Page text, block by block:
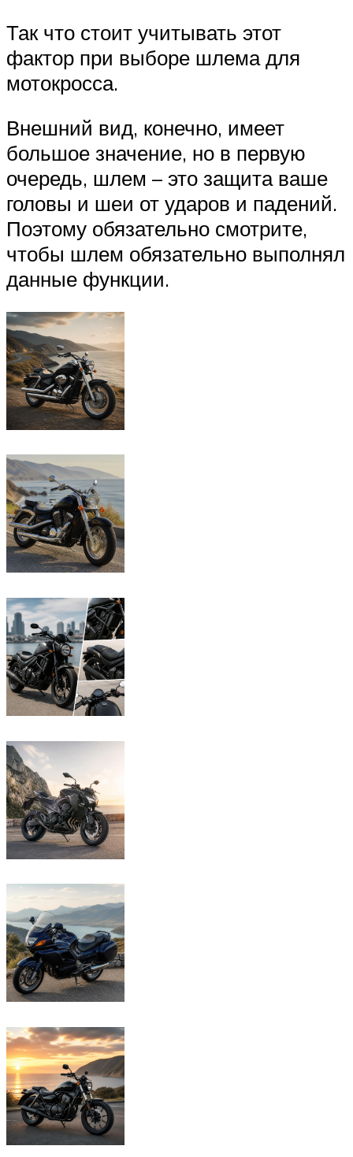
Так что стоит учитывать этот
фактор при выборе шлема для
мотокросса.
Внешний вид, конечно, имеет
большое значение, но в первую
очередь, шлем – это защита ваше
головы и шеи от ударов и падений.
Поэтому обязательно смотрите,
чтобы шлем обязательно выполнял
данные функции.